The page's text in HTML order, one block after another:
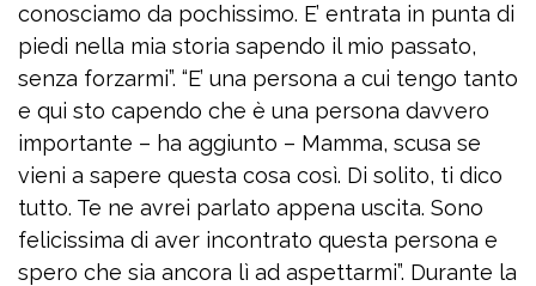
conosciamo da pochissimo. E’ entrata in punta di
piedi nella mia storia sapendo il mio passato,
senza forzarmi”. “E’ una persona a cui tengo tanto
e qui sto capendo che è una persona davvero
importante – ha aggiunto – Mamma, scusa se
vieni a sapere questa cosa così. Di solito, ti dico
tutto. Te ne avrei parlato appena uscita. Sono
felicissima di aver incontrato questa persona e
spero che sia ancora lì ad aspettarmi”. Durante la